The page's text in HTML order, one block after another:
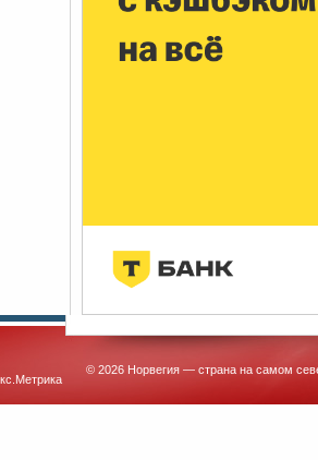
© 2026 Норвегия — страна на самом